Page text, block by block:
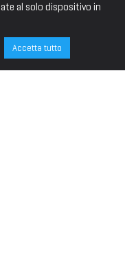
al solo dispositivo in
Accetta tutto